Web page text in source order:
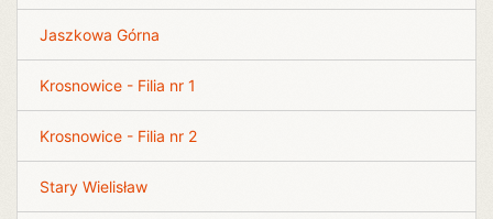
Jaszkowa Górna
Krosnowice - Filia nr 1
Krosnowice - Filia nr 2
Stary Wielisław